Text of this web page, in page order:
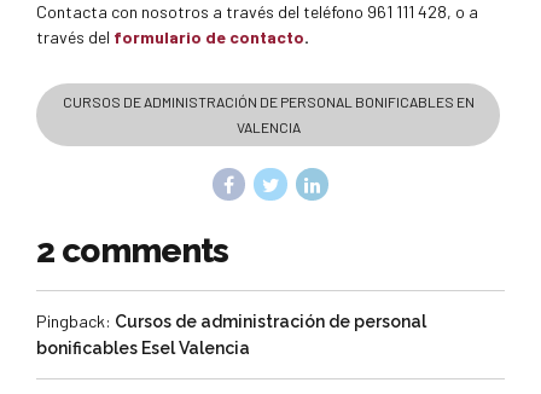
Contacta con nosotros a través del teléfono 961 111 428, o a
través del formulario de contacto.
CURSOS DE ADMINISTRACIÓN DE PERSONAL BONIFICABLES EN
VALENCIA
2 comments
Pingback: Cursos de administración de personal
bonificables Esel Valencia